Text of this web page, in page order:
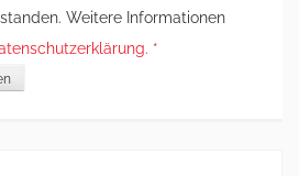
Weitere Informationen
*